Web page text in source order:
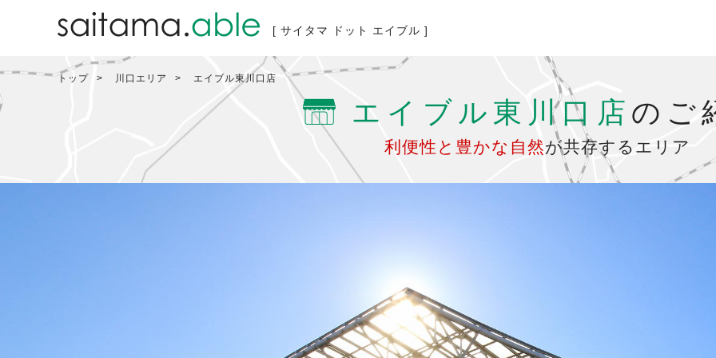
[ サイタマ ドット エイブル ]
トップ 川口エリア エイブル東川口店
エイブル東川口店 のご
利便性と豊かな自然が共存するエリア